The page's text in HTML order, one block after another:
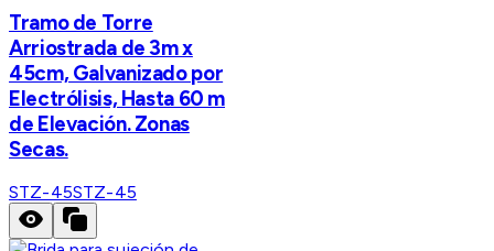
Tramo de Torre
Arriostrada de 3m x
45cm, Galvanizado por
Electrólisis, Hasta 60 m
de Elevación. Zonas
Secas.
STZ-45STZ-45